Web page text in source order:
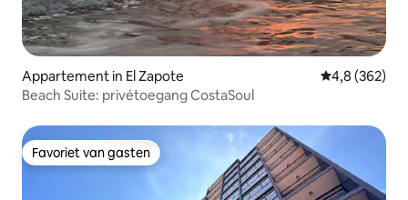
Appartement in El Zapote Gemiddelde
4,8 (362)
Beach Suite: privétoegang CostaSoul
Favoriet van gasten
Favoriet van gasten